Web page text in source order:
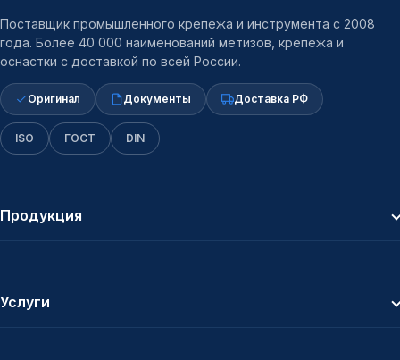
Поставщик промышленного крепежа и инструмента с 2008
года. Более 40 000 наименований метизов, крепежа и
оснастки с доставкой по всей России.
Оригинал Документы Доставка РФ
ISO ГОСТ DIN
Продукция
Услуги